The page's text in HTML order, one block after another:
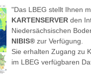
"Das LBEG stellt Ihnen
KARTENSERVER den
Niedersächsischen
NIBIS® zur Verfügung.
Sie erhalten Zugang zu
im LBEG verfügbaren